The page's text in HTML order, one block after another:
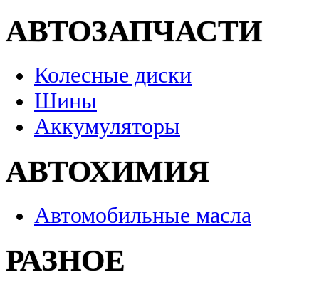
АВТОЗАПЧАСТИ
Колесные диски
Шины
Аккумуляторы
АВТОХИМИЯ
Автомобильные масла
РАЗНОЕ